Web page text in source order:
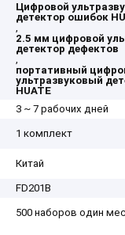
Цифровой
детектор ошибок
,
2.5 мм цифровой
детектор дефектов
,
портативный
ультразвуковый
HUATE
3 ~ 7 рабочих дней
1 комплект
Китай
FD201B
500 наборов один